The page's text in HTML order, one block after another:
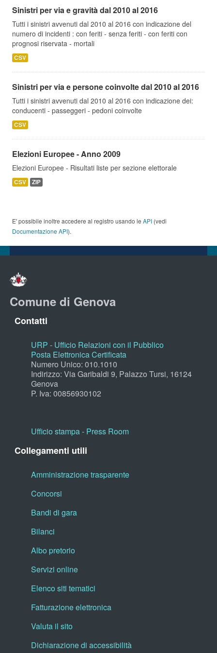
Sinistri per via e gravità dal 2010 al 2016
Tutti i sinistri avvenuti dal 2010 al 2016 con indicazione del
numero di incidenti : con feriti - senza feriti - con feriti con
prognosi riservata - mortali
CSV
Sinistri per via e persone coinvolte dal 2010 al 2016
Tutti i sinistri avvenuti dal 2010 al 2016 con indicazione dei:
conducenti - passeggeri - pedoni coinvolte
CSV
Elezioni Europee - Anno 2009
Elezioni Europee - Risultati liste per sezione elettorale
CSV ZIP
E' possibile inoltre accedere al registro usando le API (vedi
Documentazione API).
Comune di Genova
Contatti
URP - Ufficio Relazioni con il Pubblico
Posta Elettronica Certificata
Numero Unico: 010.1010
Indirizzo: Via Garibaldi 9, Palazzo Tursi, 16124
Genova
P. Iva: 00856930102
Ufficio stampa - Press Room
Collegamenti utili
Amministrazione trasparente
Concorsi
Bandi di gara
Bilanci
Albo pretorio
Servizi online
Elenco siti tematici
Fatturazione elettronica
Valuta il sito
Dichiarazione di accessibilità